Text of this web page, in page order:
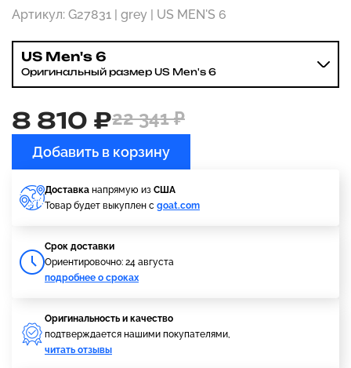
Артикул: G27831 | grey | US MEN'S 6
US Men's 6
Оригинальный размер US Men's 6
8 810 ₽22 341 ₽
Добавить в корзину
Доставка напрямую из США
Товар будет выкуплен с goat.com
Cрок доставки
Ориентировочно: 24 августа
подробнее о сроках
Оригинальность и качество
подтверждается нашими покупателями,
читать отзывы